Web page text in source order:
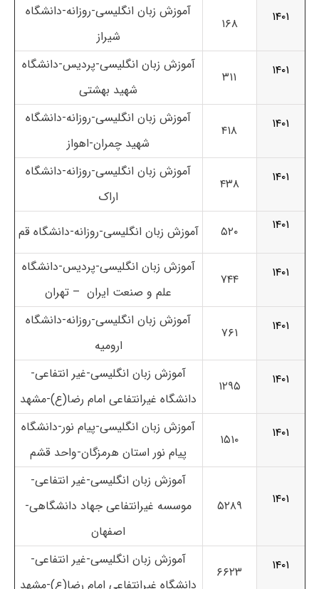
۱۴۰۱ ۱۶۸
آموزش زبان انگلیسی-روزانه-دانشگاه
شیراز
۱۴۰۱
۳۱۱
آموزش زبان انگلیسی-پردیس-دانشگاه
شهید بهشتی
۱۴۰۱
۴۱۸
آموزش زبان انگلیسی-روزانه-دانشگاه
شهید چمران-اهواز
۱۴۰۱
۴۳۸
آموزش زبان انگلیسی-روزانه-دانشگاه
اراک
۱۴۰۱
۵۲۰ آموزش زبان انگلیسی-روزانه-دانشگاه قم
۱۴۰۱ ۷۴۴
آموزش زبان انگلیسی-پردیس-دانشگاه
علم و صنعت ایران – تهران
۱۴۰۱
۷۶۱
آموزش زبان انگلیسی-روزانه-دانشگاه
ارومیه
۱۴۰۱
۱۲۹۵
آموزش زبان انگلیسی-غیر انتفاعی-
دانشگاه غیرانتفاعی امام رضا(ع)-مشهد
۱۴۰۱
۱۵۱۰
آموزش زبان انگلیسی-پیام نور-دانشگاه
پیام نور استان هرمزگان-واحد قشم
۱۴۰۱ ۵۲۸۹
آموزش زبان انگلیسی-غیر انتفاعی-
موسسه غیرانتفاعی جهاد دانشگاهی-
اصفهان
۱۴۰۱
۶۶۲۳
آموزش زبان انگلیسی-غیر انتفاعی-
دانشگاه غیرانتفاعی امام رضا(ع)-مشهد